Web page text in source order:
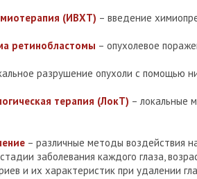
(ИВХТ) – введение
ретинобластомы – опухолевое
разрушение опухоли с помощью
терапия (ЛокТ) – локальные
– различные методы воздействия
заболевания каждого глаза,
и их характеристик при удалении